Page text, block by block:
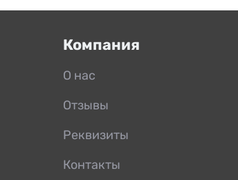
Компания
О нас
Отзывы
Реквизиты
Контакты